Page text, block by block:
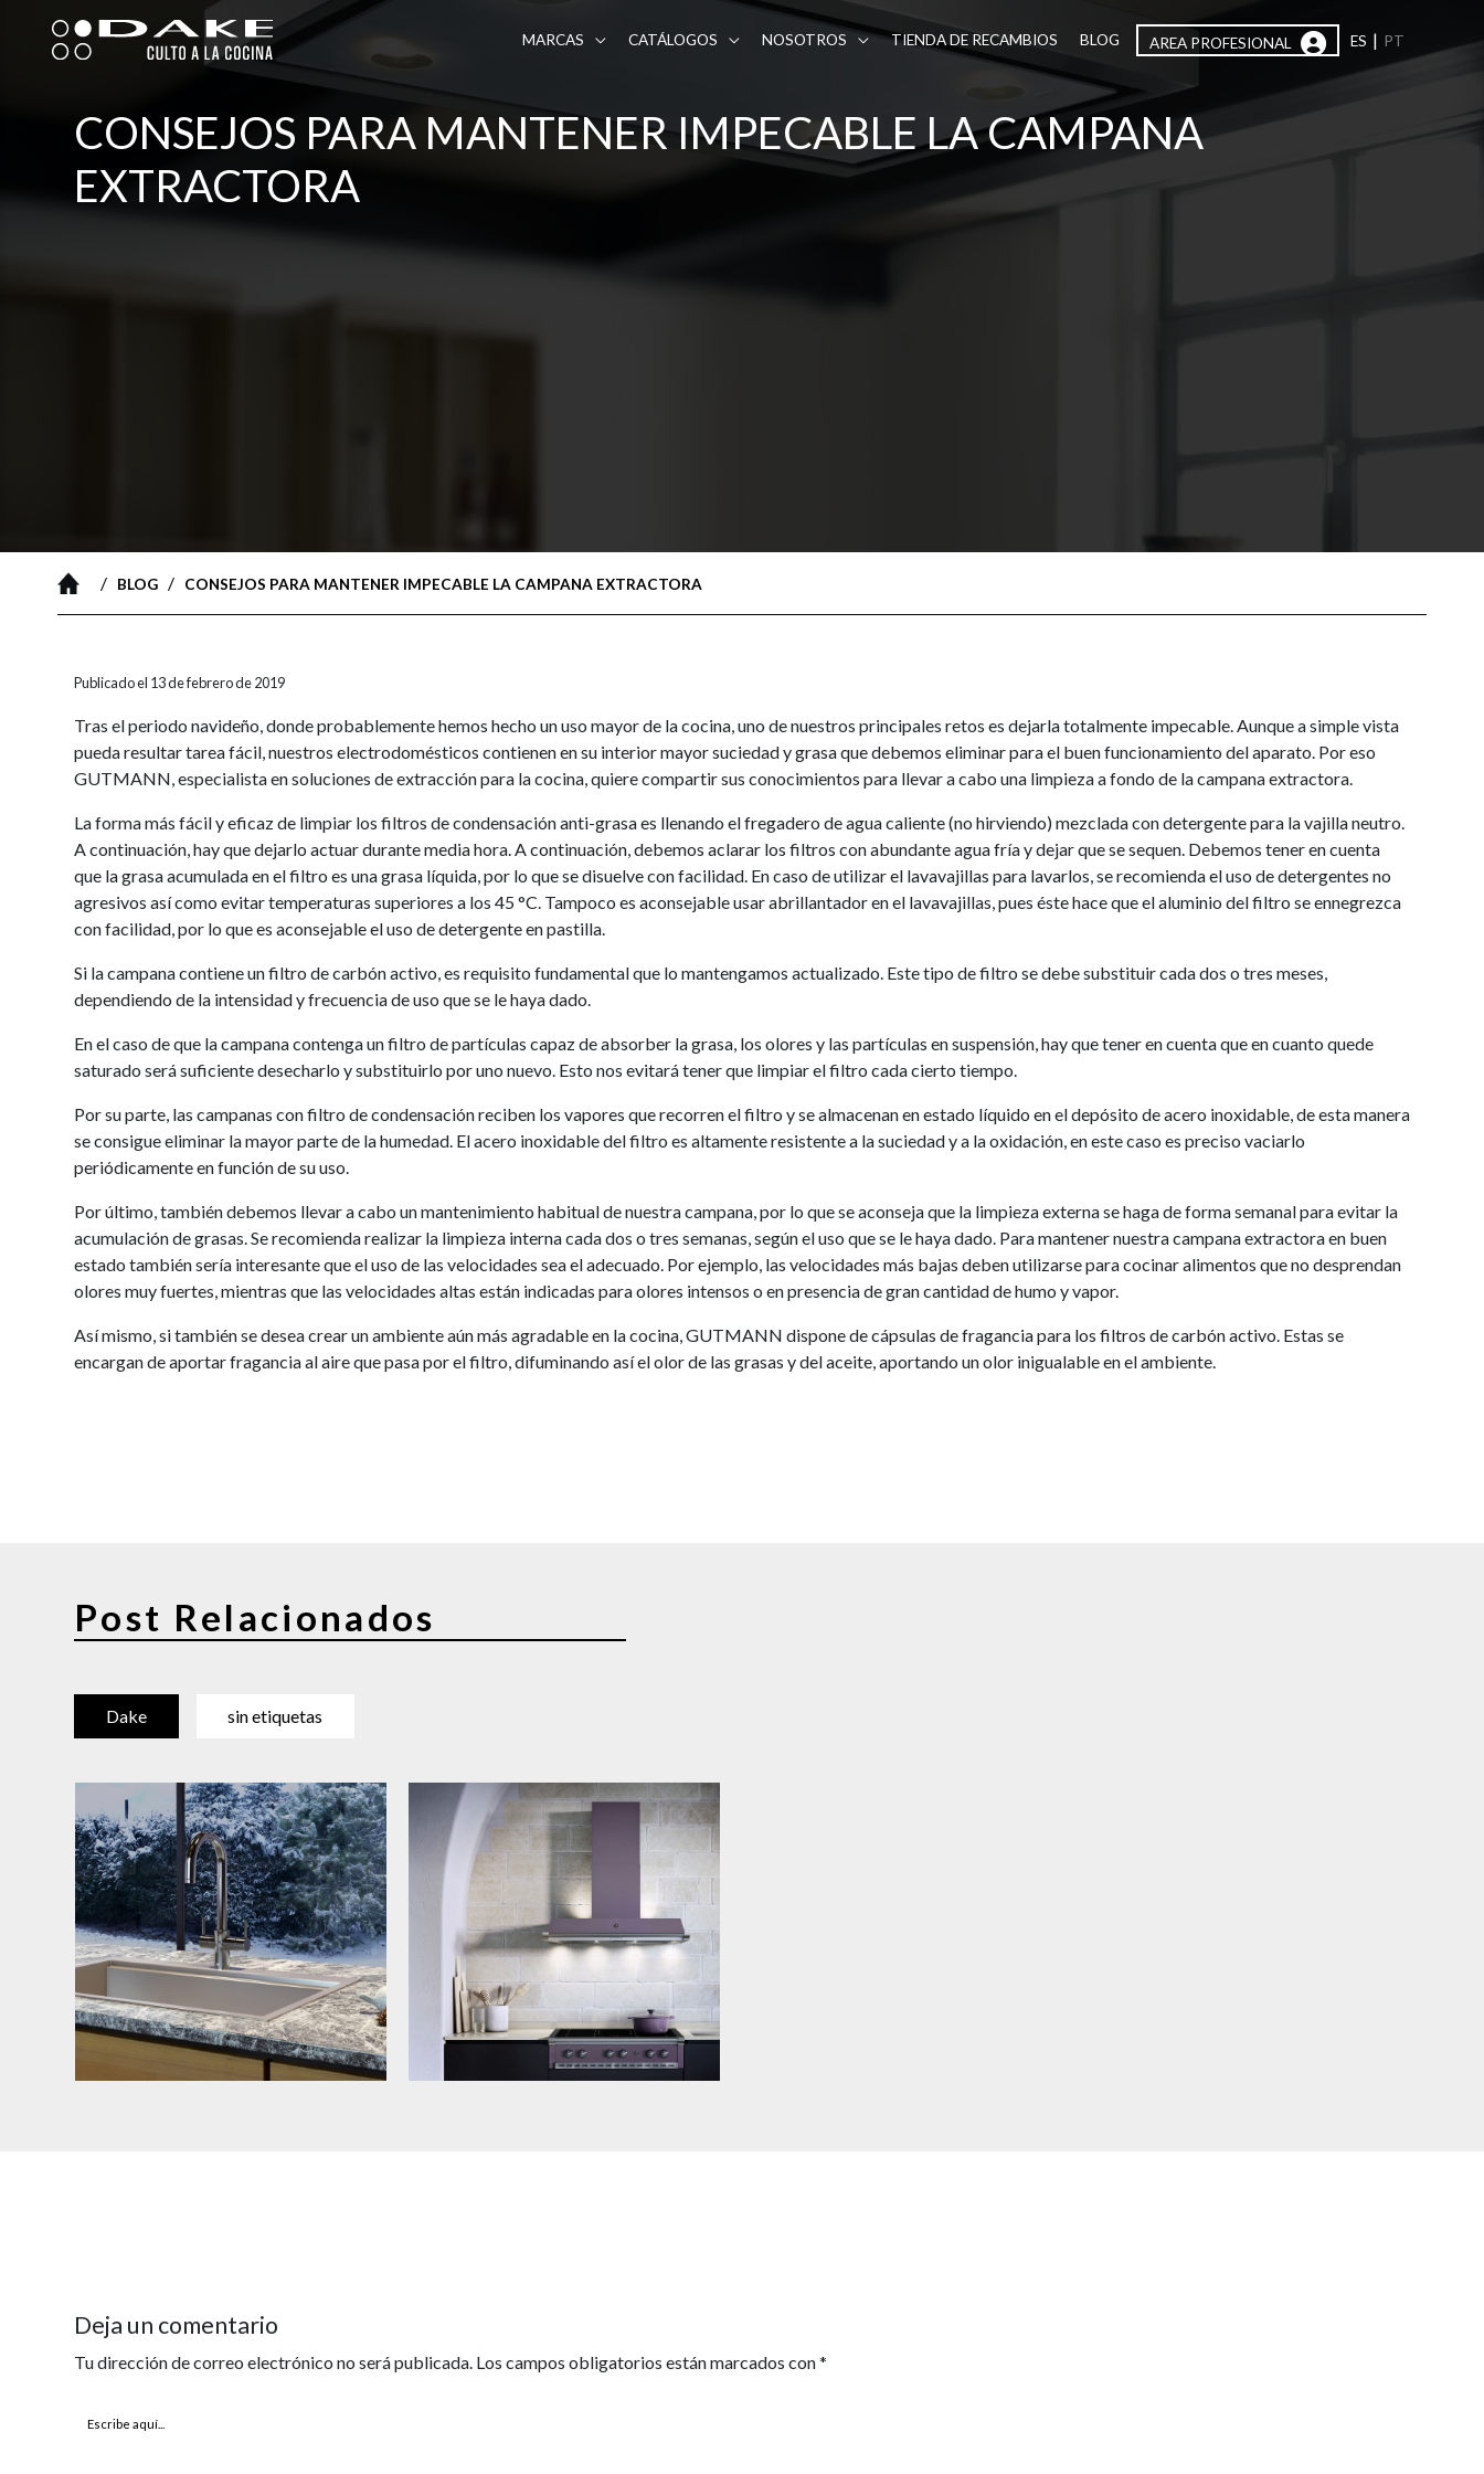
contenido
MARCAS CATÁLOGOS NOSOTROS TIENDA DE RECAMBIOS BLOG AREA PROFESIONAL ES | PT
CONSEJOS PARA MANTENER IMPECABLE LA CAMPANA
EXTRACTORA
/ BLOG / CONSEJOS PARA MANTENER IMPECABLE LA CAMPANA EXTRACTORA
Publicado el 13 de febrero de 2019
Tras el periodo navideño, donde probablemente hemos hecho un uso mayor de la cocina, uno de nuestros principales retos es dejarla totalmente impecable. Aunque a simple vista
pueda resultar tarea fácil, nuestros electrodomésticos contienen en su interior mayor suciedad y grasa que debemos eliminar para el buen funcionamiento del aparato. Por eso
GUTMANN, especialista en soluciones de extracción para la cocina, quiere compartir sus conocimientos para llevar a cabo una limpieza a fondo de la campana extractora.
La forma más fácil y eficaz de limpiar los filtros de condensación anti-grasa es llenando el fregadero de agua caliente (no hirviendo) mezclada con detergente para la vajilla neutro.
A continuación, hay que dejarlo actuar durante media hora. A continuación, debemos aclarar los filtros con abundante agua fría y dejar que se sequen. Debemos tener en cuenta
que la grasa acumulada en el filtro es una grasa líquida, por lo que se disuelve con facilidad. En caso de utilizar el lavavajillas para lavarlos, se recomienda el uso de detergentes no
agresivos así como evitar temperaturas superiores a los 45 °C. Tampoco es aconsejable usar abrillantador en el lavavajillas, pues éste hace que el aluminio del filtro se ennegrezca
con facilidad, por lo que es aconsejable el uso de detergente en pastilla.
Si la campana contiene un filtro de carbón activo, es requisito fundamental que lo mantengamos actualizado. Este tipo de filtro se debe substituir cada dos o tres meses,
dependiendo de la intensidad y frecuencia de uso que se le haya dado.
En el caso de que la campana contenga un filtro de partículas capaz de absorber la grasa, los olores y las partículas en suspensión, hay que tener en cuenta que en cuanto quede
saturado será suficiente desecharlo y substituirlo por uno nuevo. Esto nos evitará tener que limpiar el filtro cada cierto tiempo.
Por su parte, las campanas con filtro de condensación reciben los vapores que recorren el filtro y se almacenan en estado líquido en el depósito de acero inoxidable, de esta manera
se consigue eliminar la mayor parte de la humedad. El acero inoxidable del filtro es altamente resistente a la suciedad y a la oxidación, en este caso es preciso vaciarlo
periódicamente en función de su uso.
Por último, también debemos llevar a cabo un mantenimiento habitual de nuestra campana, por lo que se aconseja que la limpieza externa se haga de forma semanal para evitar la
acumulación de grasas. Se recomienda realizar la limpieza interna cada dos o tres semanas, según el uso que se le haya dado. Para mantener nuestra campana extractora en buen
estado también sería interesante que el uso de las velocidades sea el adecuado. Por ejemplo, las velocidades más bajas deben utilizarse para cocinar alimentos que no desprendan
olores muy fuertes, mientras que las velocidades altas están indicadas para olores intensos o en presencia de gran cantidad de humo y vapor.
Así mismo, si también se desea crear un ambiente aún más agradable en la cocina, GUTMANN dispone de cápsulas de fragancia para los filtros de carbón activo. Estas se
encargan de aportar fragancia al aire que pasa por el filtro, difuminando así el olor de las grasas y del aceite, aportando un olor inigualable en el ambiente.
Post Relacionados
Dake sin etiquetas
Deja un comentario
Tu dirección de correo electrónico no será publicada. Los campos obligatorios están marcados con*
Escribe